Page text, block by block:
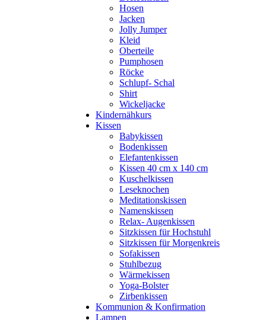
Hosen
Jacken
Jolly Jumper
Kleid
Oberteile
Pumphosen
Röcke
Schlupf- Schal
Shirt
Wickeljacke
Kindernähkurs
Kissen
Babykissen
Bodenkissen
Elefantenkissen
Kissen 40 cm x 140 cm
Kuschelkissen
Leseknochen
Meditationskissen
Namenskissen
Relax- Augenkissen
Sitzkissen für Hochstuhl
Sitzkissen für Morgenkreis
Sofakissen
Stuhlbezug
Wärmekissen
Yoga-Bolster
Zirbenkissen
Kommunion & Konfirmation
Lampen